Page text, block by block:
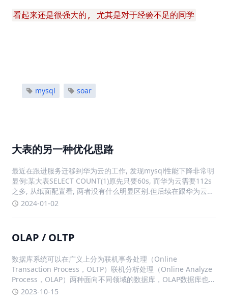
看起来还是很强大的, 尤其是对于经验不足的同学
mysql soar
大表的另一种优化思路
最近在跟进服务迁移到华为云的工作, 发现mysql性能下降非常明
显例:某大表SELECT COUNT(1)原先只要60s, 而华为云需要112s
之多, 从纸面配置看, 两者没有什么明显区别.但后续在跟华为云技
术多次沟通, 多次调整后, 确定了性能下降的原因有三个方面物理
2024-01-02
OLAP / OLTP
数据库系统可以在广义上分为联机事务处理（Online
Transaction Process，OLTP）联机分析处理（Online Analyze
Process，OLAP）两种面向不同领域的数据库，OLAP数据库也被
称为数据仓库。从产品上看，有专门面向OLTP的数据库，例如
2023-10-15